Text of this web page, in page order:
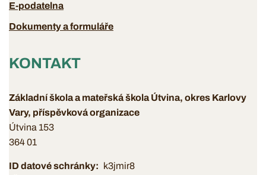
E-podatelna
Dokumenty a formuláře
KONTAKT
Základní škola a mateřská škola Útvina, okres Karlovy
Vary, příspěvková organizace
Útvina 153
364 01
ID datové schránky
k3jmir8